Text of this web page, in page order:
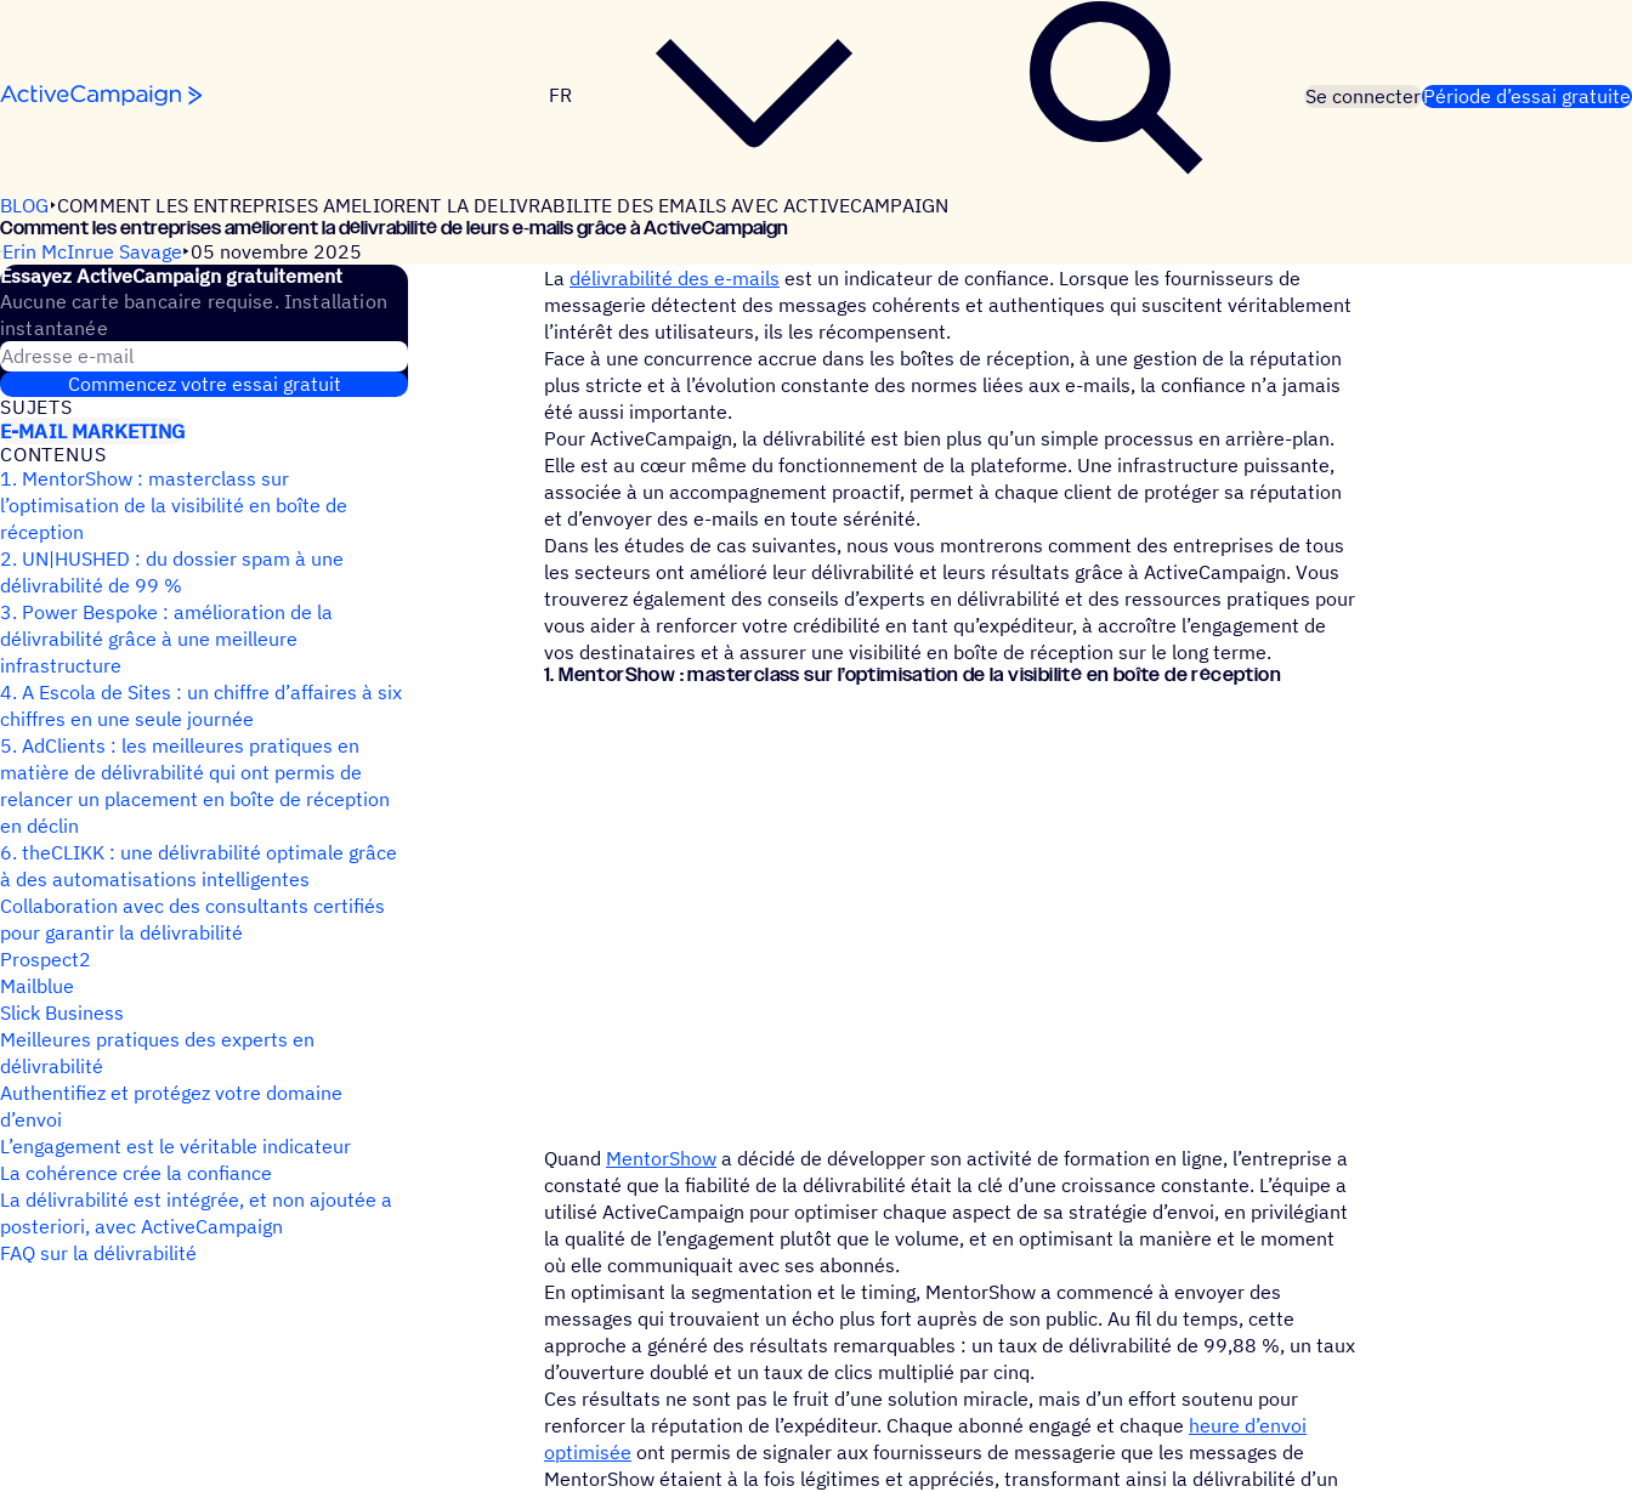
FR Se connecterPériode d’essai gratuite
BLOG COMMENT LES ENTREPRISES AMELIORENT LA DELIVRABILITE DES EMAILS AVEC ACTIVECAMPAIGN
Comment les entre­prises améliorent la déli­vra­bi­lité de leurs e‑mails grâce à ActiveCampaign
Erin McInrue Savage 05 novembre 2025
Essayez ActiveCampaign gratuitement
Aucune carte bancaire requise. Installation
instantanée
Adresse e-mail
Commencez votre essai gratuit
SUJETS
E-MAIL MARKETING
CONTE­NUS
1. MentorShow : masterclass sur
l’optimisation de la visibilité en boîte de
réception
2. UN|HUSHED : du dossier spam à une
délivrabilité de 99 %
3. Power Bespoke : amélioration de la
délivrabilité grâce à une meilleure
infrastructure
4. A Escola de Sites : un chiffre d’affaires à six
chiffres en une seule journée
5. AdClients : les meilleures pratiques en
matière de délivrabilité qui ont permis de
relancer un placement en boîte de réception
en déclin
6. theCLIKK : une délivrabilité optimale grâce
à des automatisations intelligentes
Collaboration avec des consultants certifiés
pour garantir la délivrabilité
Prospect2
Mailblue
Slick Business
Meilleures pratiques des experts en
délivrabilité
Authentifiez et protégez votre domaine
d’envoi
L’engagement est le véritable indicateur
La cohérence crée la confiance
La délivrabilité est intégrée, et non ajoutée a
posteriori, avec ActiveCampaign
FAQ sur la délivrabilité
La délivrabilité des e-mails est un indicateur de confiance. Lorsque les fournisseurs de
messagerie détectent des messages cohérents et authentiques qui suscitent véritablement
l’intérêt des utilisateurs, ils les récompensent.
Face à une concurrence accrue dans les boîtes de réception, à une gestion de la réputation
plus stricte et à l’évolution constante des normes liées aux e-mails, la confiance n’a jamais
été aussi importante.
Pour ActiveCampaign, la délivrabilité est bien plus qu’un simple processus en arrière-plan.
Elle est au cœur même du fonctionnement de la plateforme. Une infrastructure puissante,
associée à un accompagnement proactif, permet à chaque client de protéger sa réputation
et d’envoyer des e-mails en toute sérénité.
Dans les études de cas suivantes, nous vous montrerons comment des entreprises de tous
les secteurs ont amélioré leur délivrabilité et leurs résultats grâce à ActiveCampaign. Vous
trouverez également des conseils d’experts en délivrabilité et des ressources pratiques pour
vous aider à renforcer votre crédibilité en tant qu’expéditeur, à accroître l’engagement de
vos destinataires et à assurer une visibilité en boîte de réception sur le long terme.
1. Mentor­Show : master­class sur l’optimisation de la visi­bi­lité en boîte de réception
Quand MentorShow a décidé de développer son activité de formation en ligne, l’entreprise a
constaté que la fiabilité de la délivrabilité était la clé d’une croissance constante. L’équipe a
utilisé ActiveCampaign pour optimiser chaque aspect de sa stratégie d’envoi, en privilégiant
la qualité de l’engagement plutôt que le volume, et en optimisant la manière et le moment
où elle communiquait avec ses abonnés.
En optimisant la segmentation et le timing, MentorShow a commencé à envoyer des
messages qui trouvaient un écho plus fort auprès de son public. Au fil du temps, cette
approche a généré des résultats remarquables : un taux de délivrabilité de 99,88 %, un taux
d’ouverture doublé et un taux de clics multiplié par cinq.
Ces résultats ne sont pas le fruit d’une solution miracle, mais d’un effort soutenu pour
renforcer la réputation de l’expéditeur. Chaque abonné engagé et chaque heure d’envoi
optimisée ont permis de signaler aux fournisseurs de messagerie que les messages de
MentorShow étaient à la fois légitimes et appréciés, transformant ainsi la délivrabilité d’un